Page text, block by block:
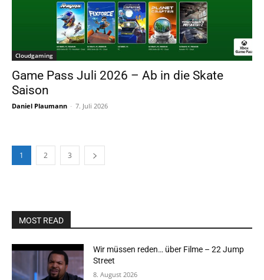
Cloudgaming
Game Pass Juli 2026 – Ab in die Skate
Saison
Daniel Plaumann - 7. Juli 2026
1 2 3
MOST READ
Wir müssen reden… über Filme – 22 Jump
Street
8. August 2026